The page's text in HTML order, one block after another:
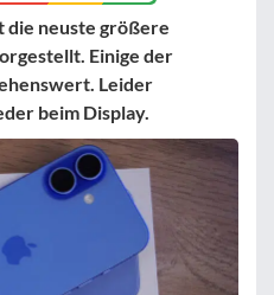
die neuste größere
Einige der
Leider
beim Display.